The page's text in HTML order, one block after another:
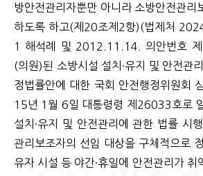
방안전관리자뿐만 아니라 소방안전관리
하도록 하고(제20조제2항)(법제처
1 해석례 및 2012.11.14. 의안번호
(의원)된 소방시설 설치·유지 및 안전관
정법률안에 대한 국회 안전행정위원회
15년 1월 6일 대통령령 제26033호로 일
설치·유지 및 안전관리에 관한 법률 시
관리보조자의 선임 대상을 구체적으로
유자 시설 등 야간·휴일에 안전관리가 취